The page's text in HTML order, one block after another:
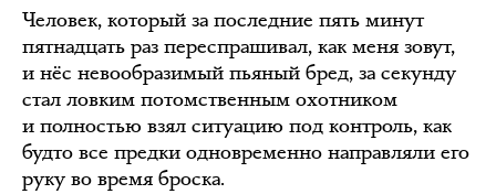
Человек, который за последние пять минут
пятнадцать раз переспрашивал, как меня зовут,
и нёс невообразимый пьяный бред, за секунду
стал ловким потомственным охотником
и полностью взял ситуацию под контроль, как
будто все предки одновременно направляли его
руку во время броска.